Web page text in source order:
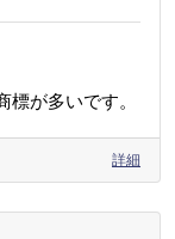
が多いです。
詳細